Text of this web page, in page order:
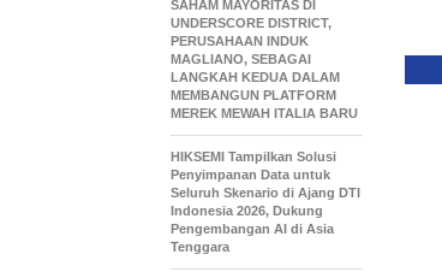
SAHAM MAYORITAS DI
UNDERSCORE DISTRICT,
PERUSAHAAN INDUK
MAGLIANO, SEBAGAI
LANGKAH KEDUA DALAM
MEMBANGUN PLATFORM
MEREK MEWAH ITALIA BARU
HIKSEMI Tampilkan Solusi
Penyimpanan Data untuk
Seluruh Skenario di Ajang DTI
Indonesia 2026, Dukung
Pengembangan AI di Asia
Tenggara